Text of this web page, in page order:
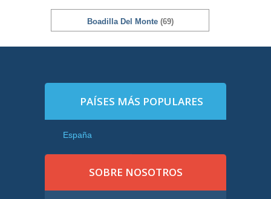
Boadilla Del Monte (69)
PAÍSES MÁS POPULARES
España
SOBRE NOSOTROS